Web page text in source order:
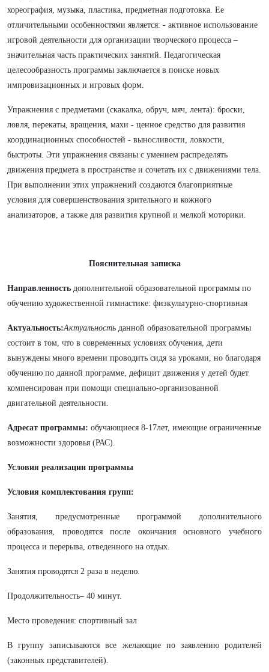
хореография, музыка, пластика, предметная подготовка. Ее
отличительными особенностями является: - активное использование
игровой деятельности для организации творческого процесса –
значительная часть практических занятий. Педагогическая
целесообразность программы заключается в поиске новых
импровизационных и игровых форм.
Упражнения с предметами (скакалка, обруч, мяч, лента): броски,
ловля, перекаты, вращения, махи - ценное средство для развития
координационных способностей - выносливости, ловкости,
быстроты. Эти упражнения связаны с умением распределять
движения предмета в пространстве и сочетать их с движениями тела.
При выполнении этих упражнений создаются благоприятные
условия для совершенствования зрительного и кожного
анализаторов, а также для развития крупной и мелкой моторики.
Пояснительная записка
Направленность дополнительной образовательной программы по
обучению художественной гимнастике: физкультурно-спортивная
Актуальность:Актуальность данной образовательной программы
состоит в том, что в современных условиях обучения, дети
вынуждены много времени проводить сидя за уроками, но благодаря
обучению по данной программе, дефицит движения у детей будет
компенсирован при помощи специально-организованной
двигательной деятельности.
Адресат программы: обучающиеся 8-17лет, имеющие ограниченные
возможности здоровья (РАС).
Условия реализации программы
Условия комплектования групп:
Занятия, предусмотренные программой дополнительного
образования, проводятся после окончания основного учебного
процесса и перерыва, отведенного на отдых.
Занятия проводятся 2 раза в неделю.
Продолжительность– 40 минут.
Место проведения: спортивный зал
В группу записываются все желающие по заявлению родителей
(законных представителей).